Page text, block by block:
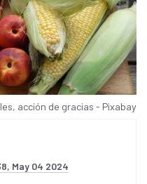
acción de gracias - Pixabay
May 04 2024